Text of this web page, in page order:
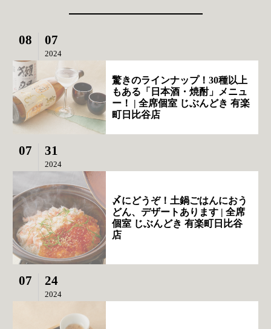
08 07
2024
驚きのラインナップ！30種以上
もある「日本酒・焼酎」メニュ
ー！ | 全席個室 じぶんどき 有楽
町日比谷店
07 31
2024
〆にどうぞ！土鍋ごはんにおう
どん、デザートあります | 全席
個室 じぶんどき 有楽町日比谷
店
07 24
2024